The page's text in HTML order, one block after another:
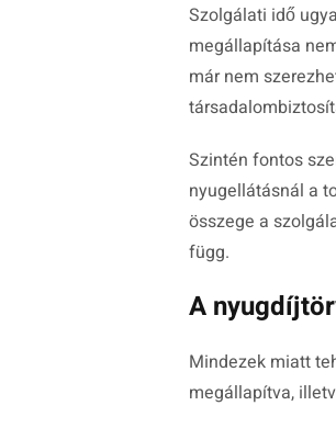
Szolgálati idő
megállapítása
már nem
Szintén fontos
nyugellátásnál a
összege a
függ.
A
Mindezek miatt
megállapítva,